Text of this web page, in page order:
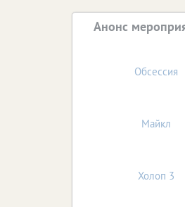
Анонс
Обсессия
Майкл
Холоп 3